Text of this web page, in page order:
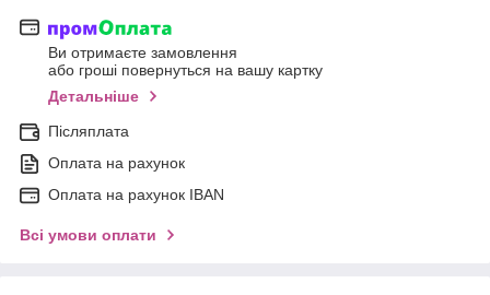
Ви отримаєте замовлення
або гроші повернуться на вашу картку
Детальніше
Післяплата
Оплата на рахунок
Оплата на рахунок IBAN
Всі умови оплати